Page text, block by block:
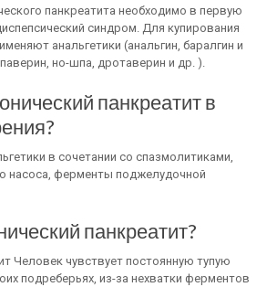
панкреатита необходимо в первую
синдром. Для купирования
анальгетики (анальгин, баралгин и
но-шпа, дротаверин и др. ).
панкреатит в
в сочетании со спазмолитиками,
насоса, ферменты поджелудочной
панкреатит?
Человек чувствует постоянную тупую
подреберьях, из-за нехватки ферментов